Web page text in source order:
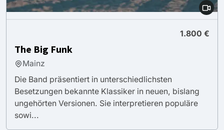
1.800 €
The Big Funk
Mainz
Die Band präsentiert in unterschiedlichsten
Besetzungen bekannte Klassiker in neuen, bislang
ungehörten Versionen. Sie interpretieren populäre
sowi...